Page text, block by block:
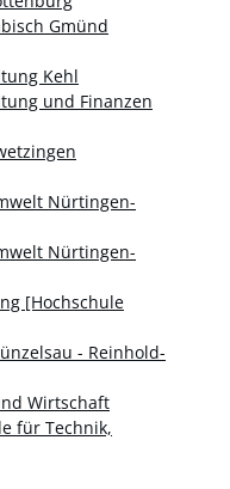
Gmünd
Kehl
und Finanzen
Nürtingen-
Nürtingen-
[Hochschule
- Reinhold-
Wirtschaft
für Technik,